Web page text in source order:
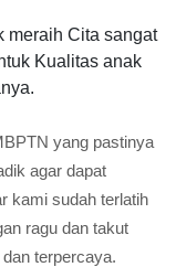
meraih Cita sangat
Kualitas anak
yang pastinya
agar dapat
kami sudah terlatih
ragu dan takut
terpercaya.